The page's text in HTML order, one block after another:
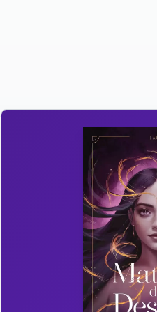
Vuoi
Ricevi la Tua Copia